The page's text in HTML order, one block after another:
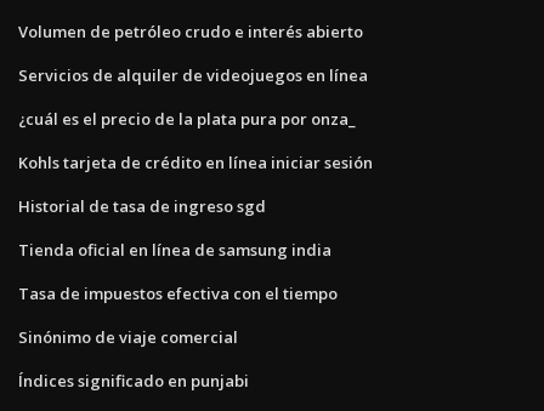
Volumen de petróleo crudo e interés abierto
Servicios de alquiler de videojuegos en línea
¿cuál es el precio de la plata pura por onza_
Kohls tarjeta de crédito en línea iniciar sesión
Historial de tasa de ingreso sgd
Tienda oficial en línea de samsung india
Tasa de impuestos efectiva con el tiempo
Sinónimo de viaje comercial
Índices significado en punjabi